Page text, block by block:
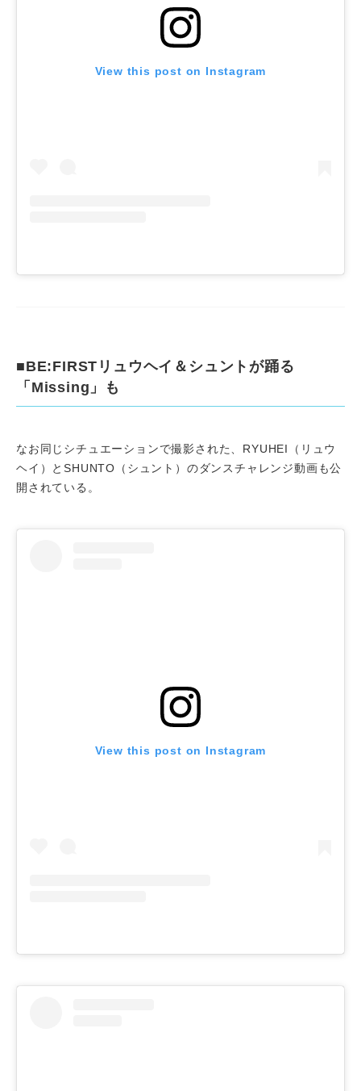
View this post on Instagram
■BE:FIRSTリュウヘイ＆シュントが踊る
「Missing」も
なお同じシチュエーションで撮影された、RYUHEI（リュウ
ヘイ）とSHUNTO（シュント）のダンスチャレンジ動画も公
開されている。
View this post on Instagram